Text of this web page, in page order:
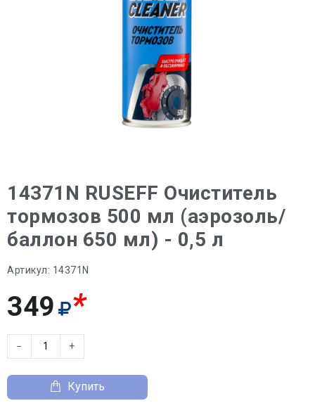
14371N RUSEFF Очиститель
тормозов 500 мл (аэрозоль/
баллон 650 мл) - 0,5 л
Артикул: 14371N
349 *
− +
Купить